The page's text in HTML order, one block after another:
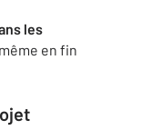
les
en fin